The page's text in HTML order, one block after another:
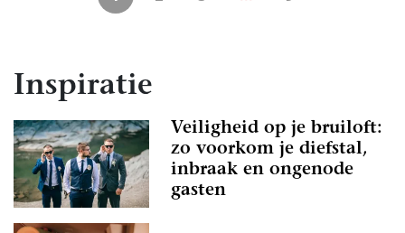
Inspiratie
Veiligheid op je bruiloft:
zo voorkom je diefstal,
inbraak en ongenode
gasten